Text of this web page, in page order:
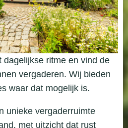
dagelijkse ritme en vind de
vergaderen. Wij bieden
waar dat mogelijk is.
unieke vergaderruimte
met uitzicht dat rust